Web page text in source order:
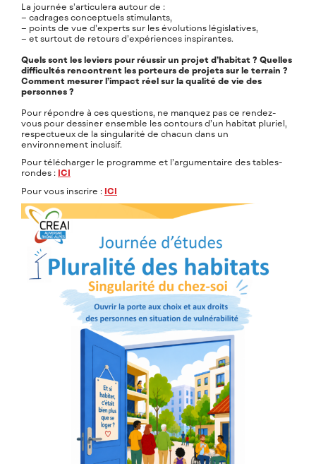
La journée s’articulera autour de :
– cadrages conceptuels stimulants,
– points de vue d’experts sur les évolutions législatives,
– et surtout de retours d’expériences inspirantes.
Quels sont les leviers pour réussir un projet d’habitat ? Quelles
difficultés rencontrent les porteurs de projets sur le terrain ?
Comment mesurer l’impact réel sur la qualité de vie des
personnes ?
Pour répondre à ces questions, ne manquez pas ce rendez-
vous pour dessiner ensemble les contours d’un habitat pluriel,
respectueux de la singularité de chacun dans un
environnement inclusif.
Pour télécharger le programme et l’argumentaire des tables-
rondes : ICI
Pour vous inscrire : ICI